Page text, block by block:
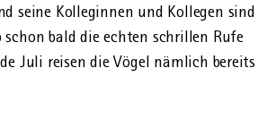
seine Kolleginnen und Kollegen sind
schon bald die echten schrillen Rufe
Juli reisen die Vögel nämlich bereits